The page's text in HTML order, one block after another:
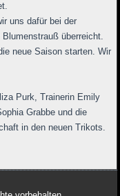
uns dafür bei der
überreicht.
neue Saison starten. Wir
Purk, Trainerin Emily
Grabbe und die
in den neuen Trikots.